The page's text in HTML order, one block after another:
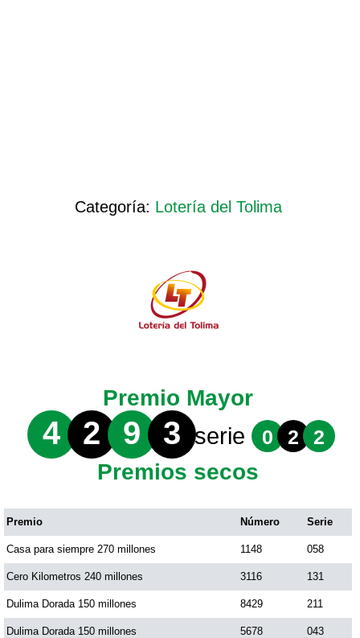
Categoría: Lotería del Tolima
Premio Mayor
4 2 9 3 serie 0 2 2
Premios secos
Premio Número Serie
Casa para siempre 270 millones 1148 058
Cero Kilometros 240 millones 3116 131
Dulima Dorada 150 millones 8429 211
Dulima Dorada 150 millones 5678 043